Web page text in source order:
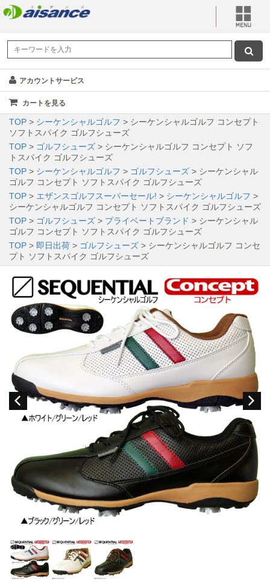
アカウントサービス
カートを見る
TOP > シーケンシャルゴルフ > シーケンシャルゴルフ コンセプト
ソフトスパイク ゴルフシューズ
TOP > ゴルフシューズ > シーケンシャルゴルフ コンセプト ソフ
トスパイク ゴルフシューズ
TOP > シーケンシャルゴルフ > ゴルフシューズ > シーケンシャル
ゴルフ コンセプト ソフトスパイク ゴルフシューズ
TOP > エザンスゴルフスーパーセール! > シーケンシャルゴルフ >
シーケンシャルゴルフ コンセプト ソフトスパイク ゴルフシューズ
TOP > ゴルフシューズ > プライベートブランド > シーケンシャル
ゴルフ コンセプト ソフトスパイク ゴルフシューズ
TOP > 即日出荷 > ゴルフシューズ > シーケンシャルゴルフ コンセ
プト ソフトスパイク ゴルフシューズ